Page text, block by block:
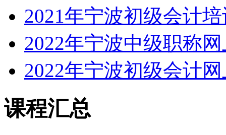
2021年宁波初级会计
2022年宁波中级职称
2022年宁波初级会计
课程汇总